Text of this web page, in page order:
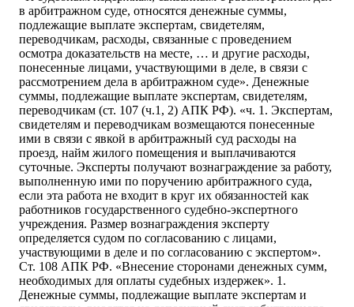
в арбитражном суде, относятся денежные суммы,
подлежащие выплате экспертам, свидетелям,
переводчикам, расходы, связанные с проведением
осмотра доказательств на месте, … и другие расходы,
понесенные лицами, участвующими в деле, в связи с
рассмотрением дела в арбитражном суде». Денежные
суммы, подлежащие выплате экспертам, свидетелям,
переводчикам (ст. 107 (ч.1, 2) АПК РФ). «ч. 1. Экспертам,
свидетелям и переводчикам возмещаются понесенные
ими в связи с явкой в арбитражный суд расходы на
проезд, найм жилого помещения и выплачиваются
суточные. Эксперты получают вознаграждение за работу,
выполненную ими по поручению арбитражного суда,
если эта работа не входит в круг их обязанностей как
работников государственного судебно-экспертного
учреждения. Размер вознаграждения эксперту
определяется судом по согласованию с лицами,
участвующими в деле и по согласованию с экспертом».
Ст. 108 АПК РФ. «Внесение сторонами денежных сумм,
необходимых для оплаты судебных издержек». 1.
Денежные суммы, подлежащие выплате экспертам и